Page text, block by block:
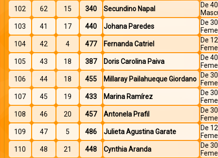
102
62 15 340 Secundino Napal
De
103
41 17 440 Johana Paredes
De
104
42 4 477 Fernanda Catriel
De
105
43 18 387 Doris Carolina Paiva
De
106
44 18 455 Millaray Pailahueque Giordano De
107
45 19 433 Marina Ramírez
De
108
46 20 457 Antonela Prafil
De
109
47 5 486 Julieta Agustina Garate
De
110
48 21 448 Cynthia Aranda
De